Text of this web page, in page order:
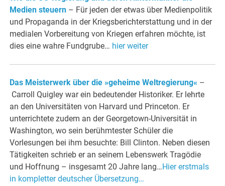
Medien steuern – Für jeden der etwas über Medienpolitik
und Propaganda in der Kriegsberichterstattung und in der
medialen Vorbereitung von Kriegen erfahren möchte, ist
dies eine wahre Fundgrube… hier weiter
Das Meisterwerk über die »geheime Weltregierung« –
Carroll Quigley war ein bedeutender Historiker. Er lehrte
an den Universitäten von Harvard und Princeton. Er
unterrichtete zudem an der Georgetown-Universität in
Washington, wo sein berühmtester Schüler die
Vorlesungen bei ihm besuchte: Bill Clinton. Neben diesen
Tätigkeiten schrieb er an seinem Lebenswerk Tragödie
und Hoffnung – insgesamt 20 Jahre lang…Hier erstmals
in kompletter deutscher Übersetzung…